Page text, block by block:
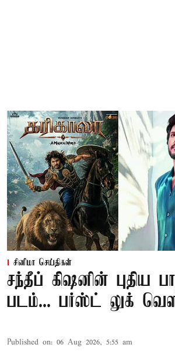
சினிமா செய்திகள்
சந்தீப் கிஷனின் புதிய
படம்... பர்ஸ்ட் லுக்
Published on: 06 Aug 2026, 5:55 am